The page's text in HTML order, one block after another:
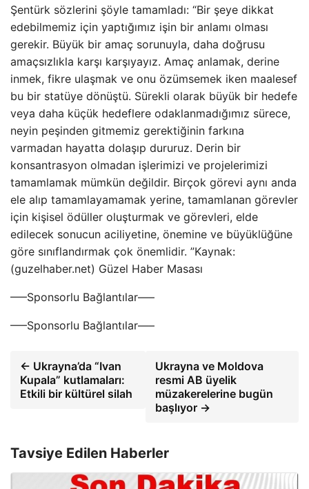
Şentürk sözlerini şöyle tamamladı: “Bir şeye dikkat
edebilmemiz için yaptığımız işin bir anlamı olması
gerekir. Büyük bir amaç sorunuyla, daha doğrusu
amaçsızlıkla karşı karşıyayız. Amaç anlamak, derine
inmek, fikre ulaşmak ve onu özümsemek iken maalesef
bu bir statüye dönüştü. Sürekli olarak büyük bir hedefe
veya daha küçük hedeflere odaklanmadığımız sürece,
neyin peşinden gitmemiz gerektiğinin farkına
varmadan hayatta dolaşıp dururuz. Derin bir
konsantrasyon olmadan işlerimizi ve projelerimizi
tamamlamak mümkün değildir. Birçok görevi aynı anda
ele alıp tamamlayamamak yerine, tamamlanan görevler
için kişisel ödüller oluşturmak ve görevleri, elde
edilecek sonucun aciliyetine, önemine ve büyüklüğüne
göre sınıflandırmak çok önemlidir. ”Kaynak:
(guzelhaber.net) Güzel Haber Masası
—–Sponsorlu Bağlantılar—–
—–Sponsorlu Bağlantılar—–
← Ukrayna’da “Ivan
Kupala” kutlamaları:
Etkili bir kültürel silah
Ukrayna ve Moldova
resmi AB üyelik
müzakerelerine bugün
başlıyor →
Tavsiye Edilen Haberler